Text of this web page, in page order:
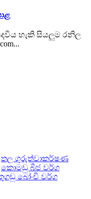
හැකි සියලුම රනිල
තල ගුරුත්වාකර්ෂණ
කොමඩු බීජ වර්ග
බෝංචි වර්ග